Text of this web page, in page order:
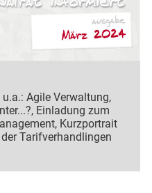
Agile Verwaltung,
Einladung zum
Kurzportrait
Tarifverhandlingen